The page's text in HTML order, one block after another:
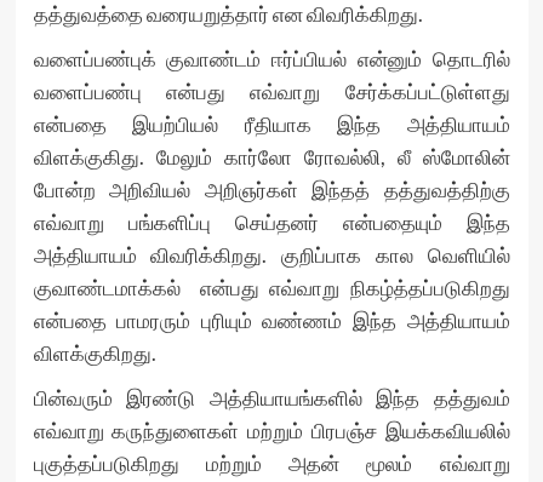
தத்துவத்தை வரையறுத்தார் என விவரிக்கிறது.
வளைப்பண்புக் குவாண்டம் ஈர்ப்பியல் என்னும் தொடரில்
வளைப்பண்பு என்பது எவ்வாறு சேர்க்கப்பட்டுள்ளது
என்பதை இயற்பியல் ரீதியாக இந்த அத்தியாயம்
விளக்குகிது. மேலும் கார்லோ ரோவல்லி, லீ ஸ்மோலின்
போன்ற அறிவியல் அறிஞர்கள் இந்தத் தத்துவத்திற்கு
எவ்வாறு பங்களிப்பு செய்தனர் என்பதையும் இந்த
அத்தியாயம் விவரிக்கிறது. குறிப்பாக கால வெளியில்
குவாண்டமாக்கல் என்பது எவ்வாறு நிகழ்த்தப்படுகிறது
என்பதை பாமரரும் புரியும் வண்ணம் இந்த அத்தியாயம்
விளக்குகிறது.
பின்வரும் இரண்டு அத்தியாயங்களில் இந்த தத்துவம்
எவ்வாறு கருந்துளைகள் மற்றும் பிரபஞ்ச இயக்கவியலில்
புகுத்தப்படுகிறது மற்றும் அதன் மூலம் எவ்வாறு